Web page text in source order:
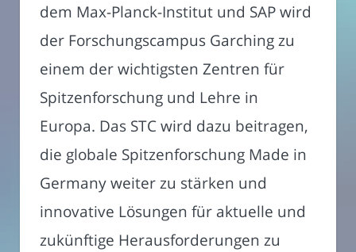
dem Max-Planck-Institut und SAP wird
der Forschungscampus Garching zu
einem der wichtigsten Zentren für
Spitzenforschung und Lehre in
Europa. Das STC wird dazu beitragen,
die globale Spitzenforschung Made in
Germany weiter zu stärken und
innovative Lösungen für aktuelle und
zukünftige Herausforderungen zu